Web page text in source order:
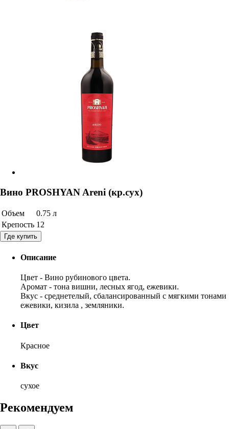
Вино PROSHYAN Areni (кр.сух)
Объем
0.75 л
Крепость 12
Где купить
Описание
Цвет - Вино рубинового цвета.
Аромат - тона вишни, лесных ягод, ежевики.
Вкус - среднетелый, сбалансированный с мягкими тонами
ежевики, кизила , земляники.
Цвет
Красное
Вкус
сухое
Рекомендуем